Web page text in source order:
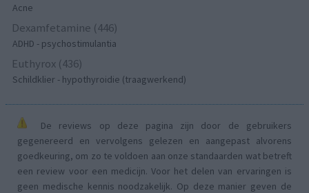
Acne
Dexamfetamine (446)
ADHD - psychostimulantia
Euthyrox (436)
Schildklier - hypothyroidie (traagwerkend)
De reviews op deze pagina zijn door de gebruikers
gegenereerd en vervolgens gelezen en aangepast alvorens
goedkeuring, om zo te voldoen aan onze standaarden wat betreft
een review voor een medicijn. Voor het delen van ervaringen is
geen medische kennis noodzakelijk. Op deze manier geven de